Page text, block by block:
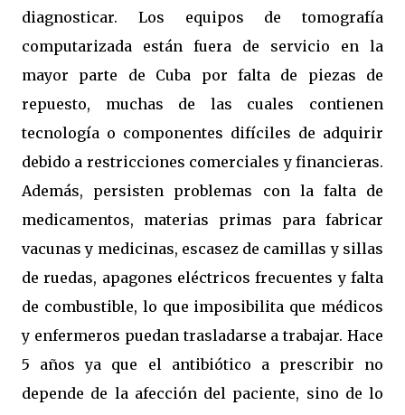
diagnosticar. Los equipos de tomografía
computarizada están fuera de servicio en la
mayor parte de Cuba por falta de piezas de
repuesto, muchas de las cuales contienen
tecnología o componentes difíciles de adquirir
debido a restricciones comerciales y financieras.
Además, persisten problemas con la falta de
medicamentos, materias primas para fabricar
vacunas y medicinas, escasez de camillas y sillas
de ruedas, apagones eléctricos frecuentes y falta
de combustible, lo que imposibilita que médicos
y enfermeros puedan trasladarse a trabajar. Hace
5 años ya que el antibiótico a prescribir no
depende de la afección del paciente, sino de lo